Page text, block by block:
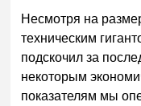
Несмотря на
техническим
подскочил за
некоторым
показателям мы